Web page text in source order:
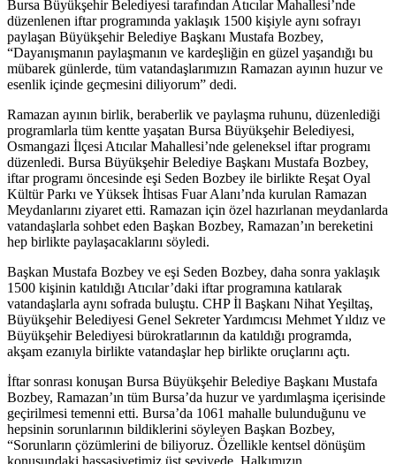
Bursa Büyükşehir Belediyesi tarafından Atıcılar Mahallesi’nde
düzenlenen iftar programında yaklaşık 1500 kişiyle aynı sofrayı
paylaşan Büyükşehir Belediye Başkanı Mustafa Bozbey,
“Dayanışmanın paylaşmanın ve kardeşliğin en güzel yaşandığı bu
mübarek günlerde, tüm vatandaşlarımızın Ramazan ayının huzur ve
esenlik içinde geçmesini diliyorum” dedi.
Ramazan ayının birlik, beraberlik ve paylaşma ruhunu, düzenlediği
programlarla tüm kentte yaşatan Bursa Büyükşehir Belediyesi,
Osmangazi İlçesi Atıcılar Mahallesi’nde geleneksel iftar programı
düzenledi. Bursa Büyükşehir Belediye Başkanı Mustafa Bozbey,
iftar programı öncesinde eşi Seden Bozbey ile birlikte Reşat Oyal
Kültür Parkı ve Yüksek İhtisas Fuar Alanı’nda kurulan Ramazan
Meydanlarını ziyaret etti. Ramazan için özel hazırlanan meydanlarda
vatandaşlarla sohbet eden Başkan Bozbey, Ramazan’ın bereketini
hep birlikte paylaşacaklarını söyledi.
Başkan Mustafa Bozbey ve eşi Seden Bozbey, daha sonra yaklaşık
1500 kişinin katıldığı Atıcılar’daki iftar programına katılarak
vatandaşlarla aynı sofrada buluştu. CHP İl Başkanı Nihat Yeşiltaş,
Büyükşehir Belediyesi Genel Sekreter Yardımcısı Mehmet Yıldız ve
Büyükşehir Belediyesi bürokratlarının da katıldığı programda,
akşam ezanıyla birlikte vatandaşlar hep birlikte oruçlarını açtı.
İftar sonrası konuşan Bursa Büyükşehir Belediye Başkanı Mustafa
Bozbey, Ramazan’ın tüm Bursa’da huzur ve yardımlaşma içerisinde
geçirilmesi temenni etti. Bursa’da 1061 mahalle bulunduğunu ve
hepsinin sorunlarının bildiklerini söyleyen Başkan Bozbey,
“Sorunların çözümlerini de biliyoruz. Özellikle kentsel dönüşüm
konusundaki hassasiyetimiz üst seviyede. Halkımızın,